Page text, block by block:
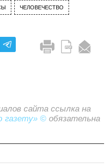
ЧЕЛОВЕЧЕСТВО
сайта ссылка на
газету» © обязательна